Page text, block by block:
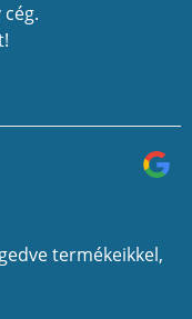
termékeikkel,